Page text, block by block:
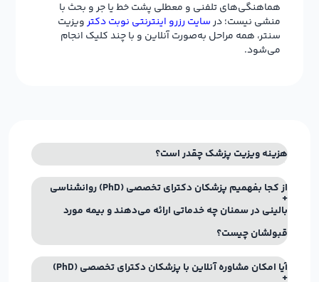
هماهنگی‌های تلفنی و معطلی پشت خط یا جر و بحث با
منشی نیست؛ درسایت رزرو اینترنتی نوبت دکترویزیت
سنتر، همه مراحل به‌صورت آنلاین و با چند کلیک انجام
می‌شود.
هزینه ویزیت پزشک چقدر است؟
از کجا بفهمیم پزشکان دکترای تخصصی (PhD) روانشناسی
بالینی در سمنان چه خدماتی ارائه می‌دهند و بیمه مورد
قبولشان چیست؟
آیا امکان مشاوره آنلاین با پزشکان دکترای تخصصی (PhD)